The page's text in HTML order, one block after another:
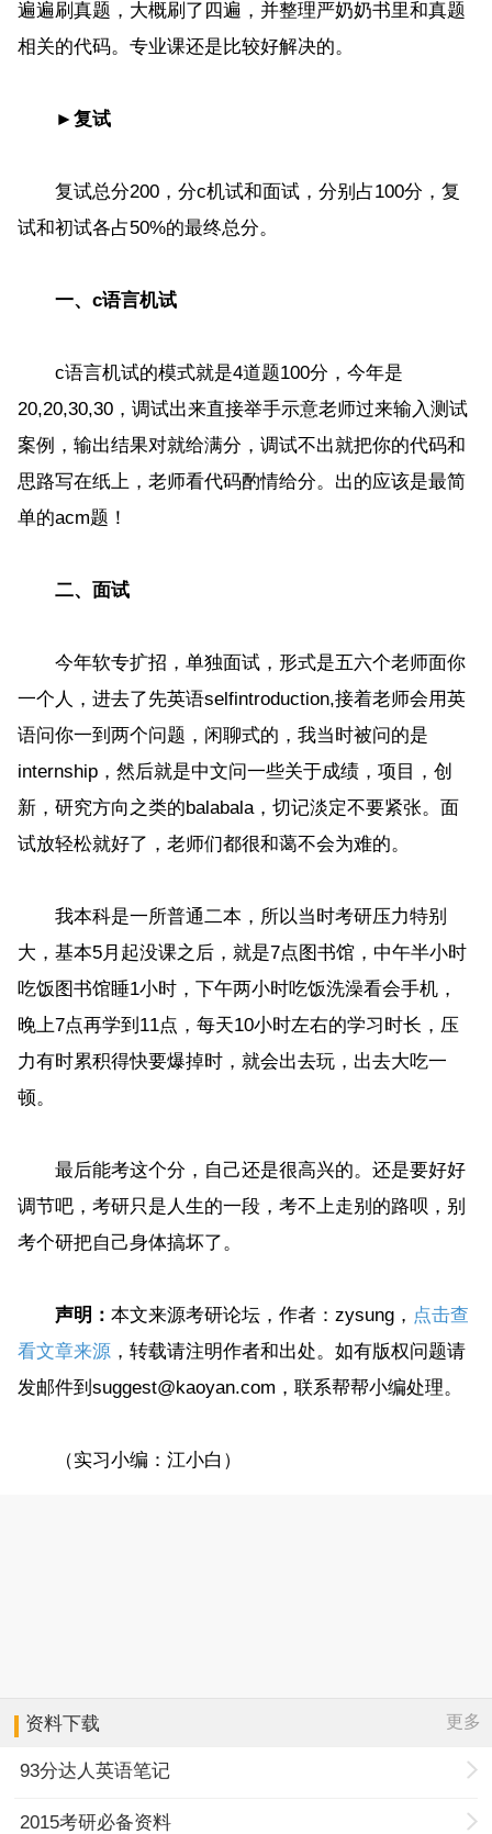
遍遍刷真题，大概刷了四遍，并整理严奶奶书里和真题
相关的代码。专业课还是比较好解决的。
► 复试
复试总分200，分c机试和面试，分别占100分，复
试和初试各占50%的最终总分。
一、c语言机试
c语言机试的模式就是4道题100分，今年是
20,20,30,30，调试出来直接举手示意老师过来输入测试
案例，输出结果对就给满分，调试不出就把你的代码和
思路写在纸上，老师看代码酌情给分。出的应该是最简
单的acm题！
二、面试
今年软专扩招，单独面试，形式是五六个老师面你
一个人，进去了先英语selfintroduction,接着老师会用英
语问你一到两个问题，闲聊式的，我当时被问的是
internship，然后就是中文问一些关于成绩，项目，创
新，研究方向之类的balabala，切记淡定不要紧张。面
试放轻松就好了，老师们都很和蔼不会为难的。
我本科是一所普通二本，所以当时考研压力特别
大，基本5月起没课之后，就是7点图书馆，中午半小时
吃饭图书馆睡1小时，下午两小时吃饭洗澡看会手机，
晚上7点再学到11点，每天10小时左右的学习时长，压
力有时累积得快要爆掉时，就会出去玩，出去大吃一
顿。
最后能考这个分，自己还是很高兴的。还是要好好
调节吧，考研只是人生的一段，考不上走别的路呗，别
考个研把自己身体搞坏了。
声明： 本文来源考研论坛，作者：zysung， 点击查
看文章来源，转载请注明作者和出处。如有版权问题请
发邮件到suggest@kaoyan.com，联系帮帮小编处理。
（实习小编：江小白）
资料下载 更多
93分达人英语笔记
2015考研必备资料